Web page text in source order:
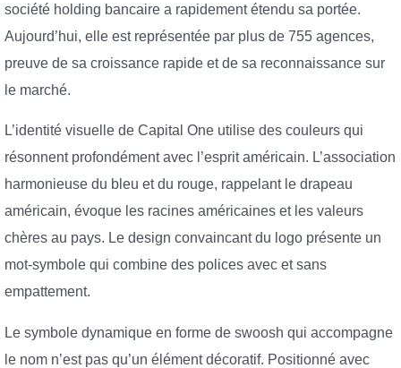
société holding bancaire a rapidement étendu sa portée.
Aujourd’hui, elle est représentée par plus de 755 agences,
preuve de sa croissance rapide et de sa reconnaissance sur
le marché.
L’identité visuelle de Capital One utilise des couleurs qui
résonnent profondément avec l’esprit américain. L’association
harmonieuse du bleu et du rouge, rappelant le drapeau
américain, évoque les racines américaines et les valeurs
chères au pays. Le design convaincant du logo présente un
mot-symbole qui combine des polices avec et sans
empattement.
Le symbole dynamique en forme de swoosh qui accompagne
le nom n’est pas qu’un élément décoratif. Positionné avec